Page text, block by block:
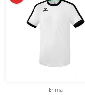
Erima